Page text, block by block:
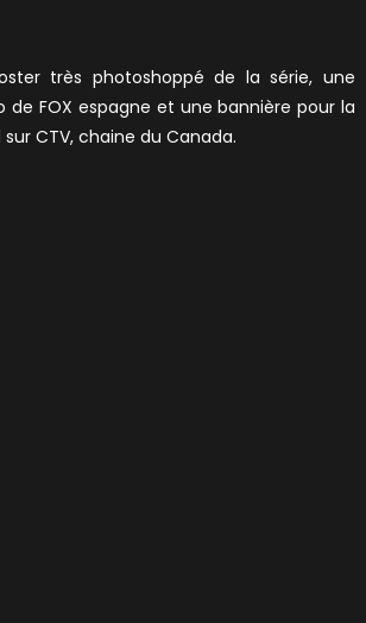
très photoshoppé de la série, une
de FOX espagne et une bannière pour la
CTV, chaine du Canada.